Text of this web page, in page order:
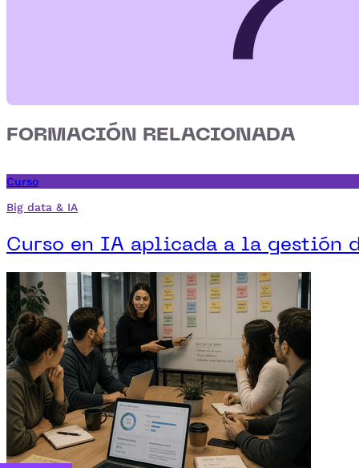
FORMACIÓN RELACIONADA
Curso
Big data & IA
Curso en IA aplicada a la gestión